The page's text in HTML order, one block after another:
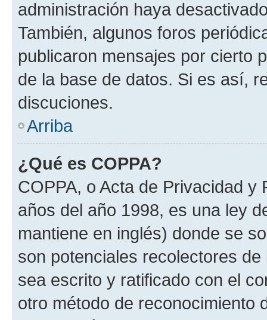
administración haya
También, algunos foros
publicaron mensajes por cierto
de la base de datos. Si es así,
discuciones.
Arriba
¿Qué es COPPA?
COPPA, o Acta de Privacidad
años del año 1998, es una ley
mantiene en inglés) donde se
son potenciales recolectores
sea escrito y ratificado con el
otro método de reconocimiento